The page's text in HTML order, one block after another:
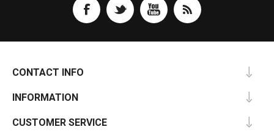
CONTACT INFO
INFORMATION
CUSTOMER SERVICE